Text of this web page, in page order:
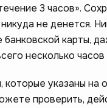
3 часов».
не денется.
карты,
несколько часов
указаны на
проверить,